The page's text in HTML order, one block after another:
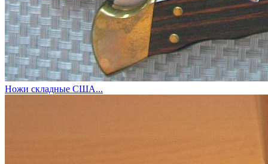
Ножи складные США...